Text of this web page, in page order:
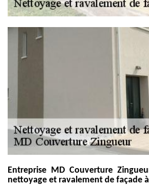
Entreprise MD Couverture
nettoyage et ravalement de façade